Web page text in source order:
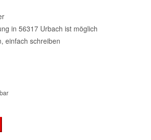
in 56317 Urbach ist möglich
einfach schreiben